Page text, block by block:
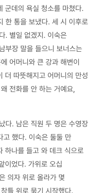
군데의 욕실 청소를 마쳤다.
한 통을 보냈다. 세 시 이후로
. 별일 없겠지. 이숙은
부장 말을 들으니 보너스는
어머니와 큰 강과 해변이
더 따뜻해지고 어머니의 만성
전화를 안 하는 거예요,
다. 남은 직원 두 명은 수영장
고 했다. 이숙은 둘둘 만
하나를 들고 와 데크 식으로
이었다. 가위로 오십
의자 위로 올라가 몇
틀 위로 묶기 시작했다.